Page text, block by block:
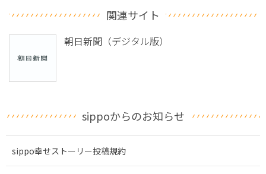
関連サイト
朝日新聞（デジタル版）
sippoからのお知らせ
sippo幸せストーリー投稿規約